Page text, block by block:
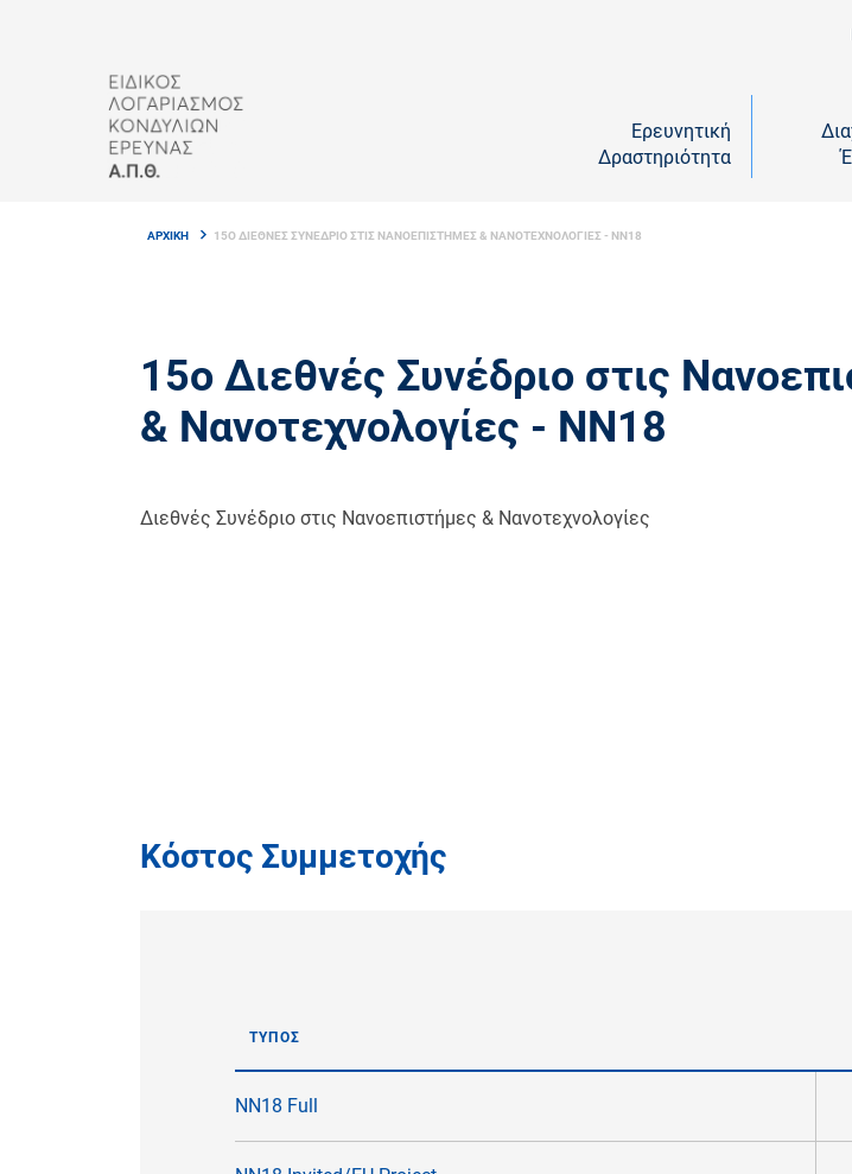
Ερευνητική
Δραστηριότητα
ΑΡΧΙΚΗ 15Ο ΔΙΕΘΝΕΣ ΣΥΝΕΔΡΙΟ ΣΤΙΣ ΝΑΝΟΕΠΙΣΤΗΜΕΣ & ΝΑΝΟΤΕΧΝΟΛΟΓΙΕΣ - NN18
15ο Διεθνές Συνέδριο στις
& Νανοτεχνολογίες - NN18
Διεθνές Συνέδριο στις Νανοεπιστήμες & Νανοτεχνολογίες
Κόστος Συμμετοχής
ΤΥΠΟΣ
NN18 Full